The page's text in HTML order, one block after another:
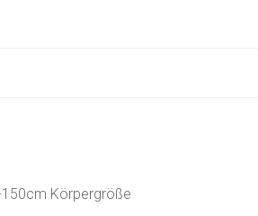
Körpergröße